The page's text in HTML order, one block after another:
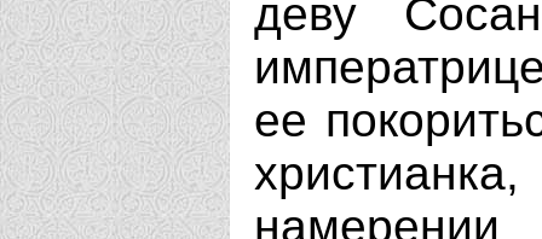
деву
ее
намерении